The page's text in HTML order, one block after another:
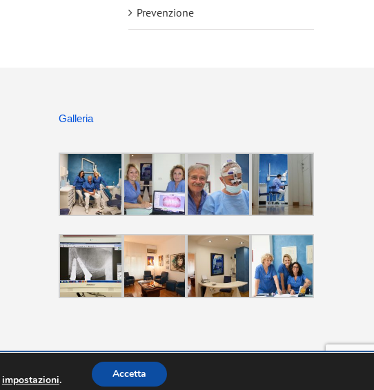
Prevenzione
Galleria
COOKIE POLICY
impostazioni. Accetta